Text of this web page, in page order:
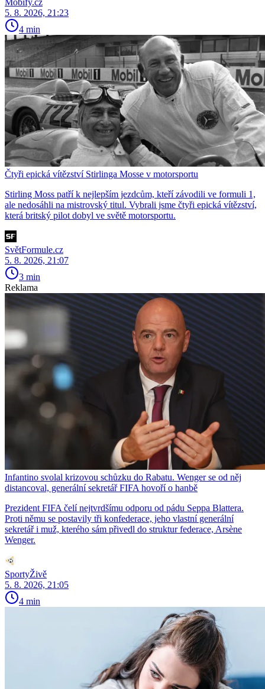
Mobify.cz
5. 8. 2026, 21:23
4 min
Čtyři epická vítězství Stirlinga Mosse v motorsportu
Stirling Moss patří k nejlepším jezdcům, kteří závodili ve formuli 1,
ale nedosáhli na mistrovský titul. Vybrali jsme čtyři epická vítězství,
která britský pilot dobyl ve světě motorsportu.
SvětFormule.cz
5. 8. 2026, 21:07
3 min
Reklama
Infantino svolal krizovou schůzku do Rabatu. Wenger se od něj
distancoval, generální sekretář FIFA hovoří o hanbě
Prezident FIFA čelí nejtvrdšímu odporu od pádu Seppa Blattera.
Proti němu se postavily tři konfederace, jeho vlastní generální
sekretář i muž, kterého sám přivedl do struktur federace, Arsène
Wenger.
SportyŽivě
5. 8. 2026, 21:05
4 min